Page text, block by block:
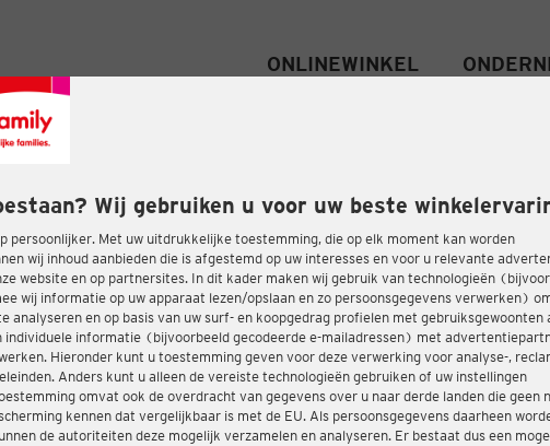
Wij gebruiken u voor uw beste
persoonlijker. Met uw uitdrukkelijke toestemming, die op elk moment kan worden
wij inhoud aanbieden die is afgestemd op uw interesses en voor u relevante
website en op partnersites. In dit kader maken wij gebruik van technologieën
wij informatie op uw apparaat lezen/opslaan en zo persoonsgegevens verwerken)
analyseren en op basis van uw surf- en koopgedrag profielen met gebruiksgewoonten
individuele informatie (bijvoorbeeld gecodeerde e-mailadressen) met
Hieronder kunt u toestemming geven voor deze verwerking voor analyse-,
Anders kunt u alleen de vereiste technologieën gebruiken of uw instellingen
omvat ook de overdracht van gegevens over u naar derde landen die geen
kennen dat vergelijkbaar is met de EU. Als persoonsgegevens daarheen
de autoriteiten deze mogelijk verzamelen en analyseren. Er bestaat dus een
ONLINEWINKEL